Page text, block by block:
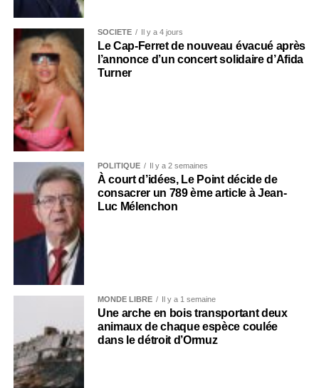
SOCIÉTÉ Il y a 4 jours
Le Cap-Ferret de nouveau évacué après
l’annonce d’un concert solidaire d’Afida
Turner
POLITIQUE Il y a 2 semaines
À court d’idées, Le Point décide de
consacrer un 789 ème article à Jean-
Luc Mélenchon
MONDE LIBRE Il y a 1 semaine
Une arche en bois transportant deux
animaux de chaque espèce coulée
dans le détroit d’Ormuz